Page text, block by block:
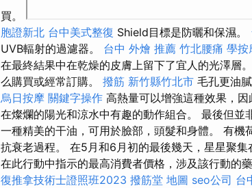
買。
胞證新北 台中美式整復 Shield目標是防曬和保濕。
UVB輻射的過濾器。 台中 外燴 推薦 竹北腰痛 學按
在最終結果中在乾燥的皮膚上留下了宜人的光澤層。
么購買或經常訂購。 撥筋 新竹縣竹北市 毛孔更油
烏日按摩 關鍵字操作 高熱量可以增強這種效果，
在燦爛的陽光和涼水中有趣的動作組合。 最後但
一種精美的干油，可用於臉部，頭髮和身體。 有
抗衰老過程。 在5月和6月初的最後幾天，星星聚集
在此行動中指示的最高消費者價格，涉及該行動的
復推拿技術士證照班2023 撥筋堂 地圖 seo公司 台